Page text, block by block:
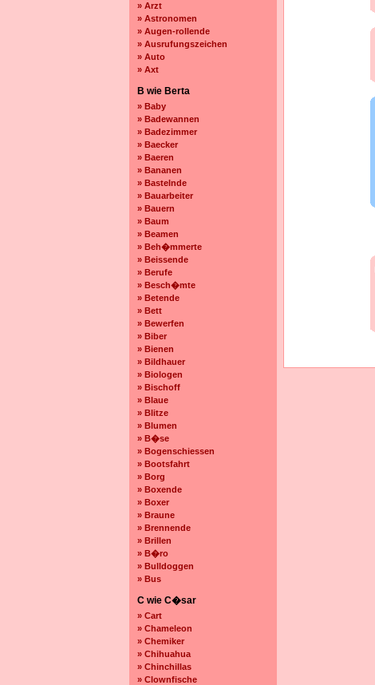
» Arzt
» Astronomen
» Augen-rollende
» Ausrufungszeichen
» Auto
» Axt
B wie Berta
» Baby
» Badewannen
» Badezimmer
» Baecker
» Baeren
» Bananen
» Bastelnde
» Bauarbeiter
» Bauern
» Baum
» Beamen
» Beh�mmerte
» Beissende
» Berufe
» Besch�mte
» Betende
» Bett
» Bewerfen
» Biber
» Bienen
» Bildhauer
» Biologen
» Bischoff
» Blaue
» Blitze
» Blumen
» B�se
» Bogenschiessen
» Bootsfahrt
» Borg
» Boxende
» Boxer
» Braune
» Brennende
» Brillen
» B�ro
» Bulldoggen
» Bus
C wie C�sar
» Cart
» Chameleon
» Chemiker
» Chihuahua
» Chinchillas
» Clownfische